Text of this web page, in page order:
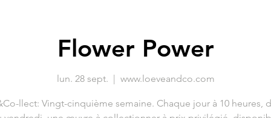
Flower Power
lun. 28 sept.
  |
www.loeveandco.com
llect: Vingt-cinquième semaine. Chaque jour à 10 heures,